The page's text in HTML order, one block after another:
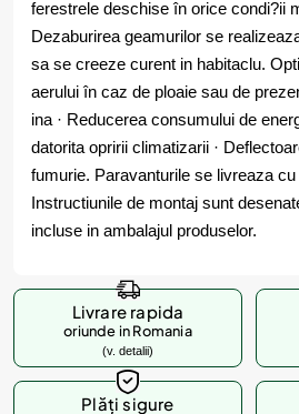
ferestrele deschise în orice condi?ii
Dezaburirea geamurilor se
sa se creeze curent in habitaclu.
aerului în caz de ploaie sau de
ina · Reducerea consumului de
datorita opririi climatizarii ·
fumurie. Paravanturile se livreaza
Instructiunile de montaj sunt
incluse in ambalajul produselor.
Livrare rapida
oriunde in Romania
(v. detalii)
Plăți sigure